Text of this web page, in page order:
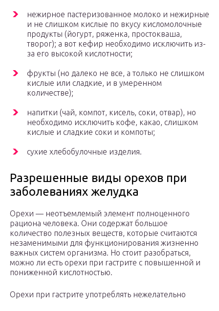
нежирное пастеризованное молоко и нежирные
и не слишком кислые по вкусу кисломолочные
продукты (йогурт, ряженка, простокваша,
творог); а вот кефир необходимо исключить из-
за его высокой кислотности;
фрукты (но далеко не все, а только не слишком
кислые или сладкие, и в умеренном
количестве);
напитки (чай, компот, кисель, соки, отвар), но
необходимо исключить кофе, какао, слишком
кислые и сладкие соки и компоты;
сухие хлебобулочные изделия.
Разрешенные виды орехов при
заболеваниях желудка
Орехи — неотъемлемый элемент полноценного
рациона человека. Они содержат большое
количество полезных веществ, которые считаются
незаменимыми для функционирования жизненно
важных систем организма. Но стоит разобраться,
можно ли есть орехи при гастрите с повышенной и
пониженной кислотностью.
Орехи при гастрите употреблять нежелательно